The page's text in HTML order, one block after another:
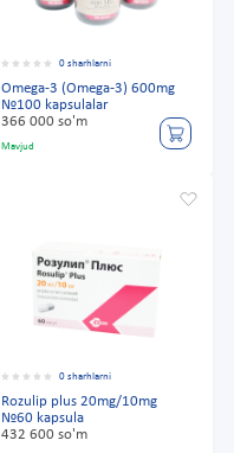
0 sharhlarni
Omega-3 (Omega-3) 600mg
№100 kapsulalar
366 000 so'm
Mavjud
0 sharhlarni
Rozulip plus 20mg/10mg
№60 kapsula
432 600 so'm